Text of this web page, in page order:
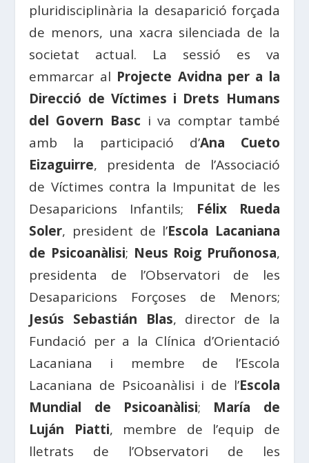
pluridisciplinària la desaparició forçada
de menors, una xacra silenciada de la
societat actual. La sessió es va
emmarcar al Projecte Avidna per a la
Direcció de Víctimes i Drets Humans
del Govern Basc i va comptar també
amb la participació d’Ana Cueto
Eizaguirre, presidenta de l’Associació
de Víctimes contra la Impunitat de les
Desaparicions Infantils; Félix Rueda
Soler, president de l’Escola Lacaniana
de Psicoanàlisi; Neus Roig Pruñonosa,
presidenta de l’Observatori de les
Desaparicions Forçoses de Menors;
Jesús Sebastián Blas, director de la
Fundació per a la Clínica d’Orientació
Lacaniana i membre de l’Escola
Lacaniana de Psicoanàlisi i de l’Escola
Mundial de Psicoanàlisi; María de
Luján Piatti, membre de l’equip de
lletrats de l’Observatori de les